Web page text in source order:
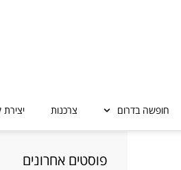
חופשה בדרום צרכנות
פוסטים אחרונים